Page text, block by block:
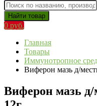
Найти товар
0 руб.
Главная
Товары
Иммунотропное
Виферон мазь д/
Виферон мазь